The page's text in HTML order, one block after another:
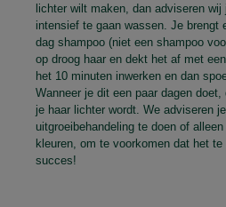
lichter wilt maken, dan adviseren wij
intensief te gaan wassen. Je brengt
dag shampoo (niet een shampoo
op droog haar en dekt het af met
het 10 minuten inwerken en dan
Wanneer je dit een paar dagen
je haar lichter wordt. We adviseren
uitgroeibehandeling te doen of
kleuren, om te voorkomen dat het te
succes!